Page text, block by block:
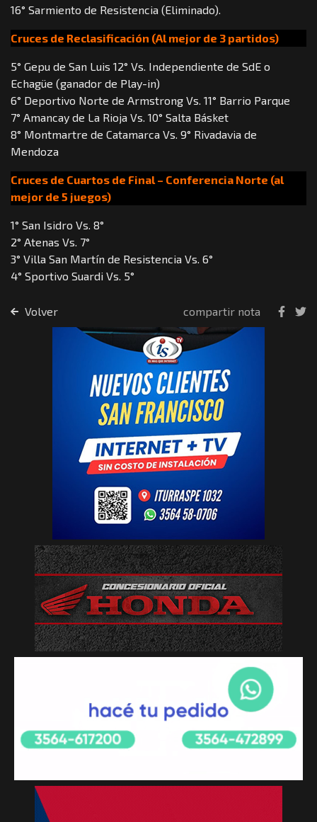
16° Sarmiento de Resistencia (Eliminado).
Cruces de Reclasificación (Al mejor de 3 partidos)
5° Gepu de San Luis 12° Vs. Independiente de SdE o
Echagüe (ganador de Play-in)
6° Deportivo Norte de Armstrong Vs. 11° Barrio Parque
7° Amancay de La Rioja Vs. 10° Salta Básket
8° Montmartre de Catamarca Vs. 9° Rivadavia de
Mendoza
Cruces de Cuartos de Final – Conferencia Norte (al
mejor de 5 juegos)
1° San Isidro Vs. 8°
2° Atenas Vs. 7°
3° Villa San Martín de Resistencia Vs. 6°
4° Sportivo Suardi Vs. 5°
Volver compartir nota